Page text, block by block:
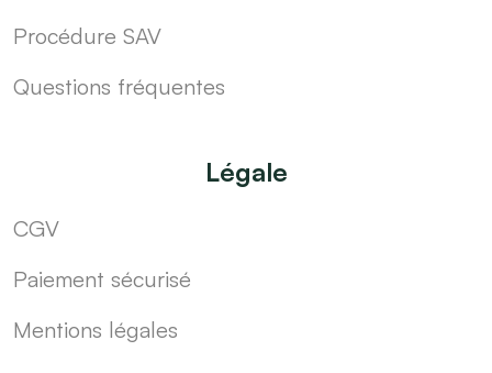
Procédure SAV
Questions fréquentes
Légale
CGV
Paiement sécurisé
Mentions légales